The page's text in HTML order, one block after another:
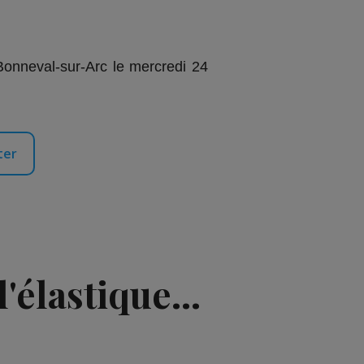
sur-Arc le mercredi 24